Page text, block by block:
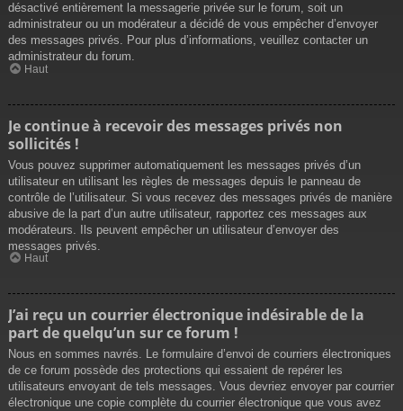
désactivé entièrement la messagerie privée sur le forum, soit un
administrateur ou un modérateur a décidé de vous empêcher d’envoyer
des messages privés. Pour plus d’informations, veuillez contacter un
administrateur du forum.
Haut
Je continue à recevoir des messages privés non
sollicités !
Vous pouvez supprimer automatiquement les messages privés d’un
utilisateur en utilisant les règles de messages depuis le panneau de
contrôle de l’utilisateur. Si vous recevez des messages privés de manière
abusive de la part d’un autre utilisateur, rapportez ces messages aux
modérateurs. Ils peuvent empêcher un utilisateur d’envoyer des
messages privés.
Haut
J’ai reçu un courrier électronique indésirable de la
part de quelqu’un sur ce forum !
Nous en sommes navrés. Le formulaire d’envoi de courriers électroniques
de ce forum possède des protections qui essaient de repérer les
utilisateurs envoyant de tels messages. Vous devriez envoyer par courrier
électronique une copie complète du courrier électronique que vous avez